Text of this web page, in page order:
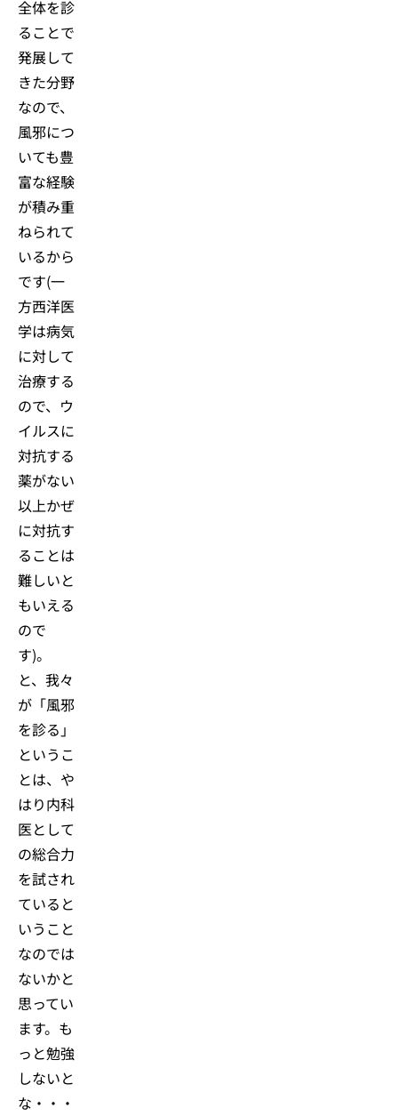
全体を診
ることで
発展して
きた分野
なので、
風邪につ
いても豊
富な経験
が積み重
ねられて
いるから
です(一
方西洋医
学は病気
に対して
治療する
ので、ウ
イルスに
対抗する
薬がない
以上かぜ
に対抗す
ることは
難しいと
もいえる
ので
す)。
と、我々
が「風邪
を診る」
というこ
とは、や
はり内科
医として
の総合力
を試され
ていると
いうこと
なのでは
ないかと
思ってい
ます。も
っと勉強
しないと
な・・・